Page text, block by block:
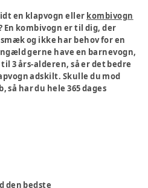
en klapvogn eller kombivogn
kombivogn er til dig, der
og ikke har behov for en
gerne have en barnevogn,
3 års-alderen, så er det bedre
adskilt. Skulle du mod
har du hele 365 dages
den bedste